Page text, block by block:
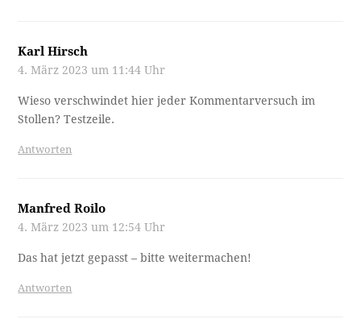
Karl Hirsch
4. März 2023 um 11:44 Uhr
Wieso verschwindet hier jeder Kommentarversuch im
Stollen? Testzeile.
Antworten
Manfred Roilo
4. März 2023 um 12:54 Uhr
Das hat jetzt gepasst – bitte weitermachen!
Antworten